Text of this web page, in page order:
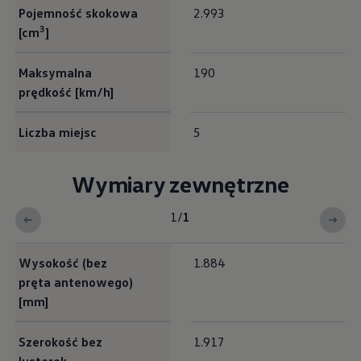
Pojemność skokowa
[cm3]
2.993
Maksymalna
prędkość [km/h]
190
Liczba miejsc 5
Wymiary zewnętrzne
1/1
Wysokość (bez
pręta antenowego)
[mm]
1.884
Szerokość bez
1.917